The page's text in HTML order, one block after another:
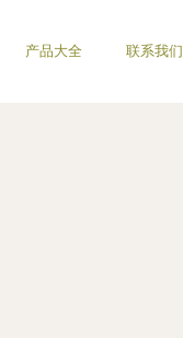
产品大全 联系我们